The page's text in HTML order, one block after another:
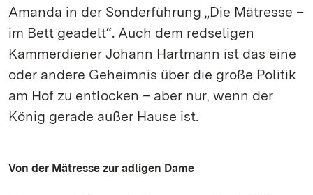
Amanda in der Sonderführung „Die Mätresse –
im Bett geadelt“. Auch dem redseligen
Kammerdiener Johann Hartmann ist das eine
oder andere Geheimnis über die große Politik
am Hof zu entlocken – aber nur, wenn der
König gerade außer Hause ist.
Von der Mätresse zur adligen Dame